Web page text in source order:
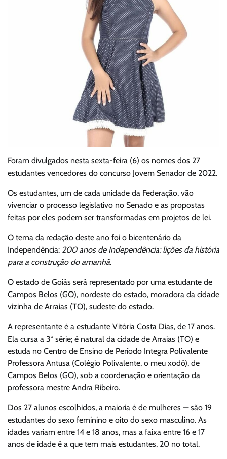
Foram divulgados nesta sexta-feira (6) os nomes dos 27
estudantes vencedores do concurso Jovem Senador de 2022.
Os estudantes, um de cada unidade da Federação, vão
vivenciar o processo legislativo no Senado e as propostas
feitas por eles podem ser transformadas em projetos de lei.
O tema da redação deste ano foi o bicentenário da
Independência: 200 anos de Independência: lições da história
para a construção do amanhã.
O estado de Goiás será representado por uma estudante de
Campos Belos (GO), nordeste do estado, moradora da cidade
vizinha de Arraias (TO), sudeste do estado.
A representante é a estudante Vitória Costa Dias, de 17 anos.
Ela cursa a 3° série; é natural da cidade de Arraias (TO) e
estuda no Centro de Ensino de Período Integra Polivalente
Professora Antusa (Colégio Polivalente, o meu xodó), de
Campos Belos (GO), sob a coordenação e orientação da
professora mestre Andra Ribeiro.
Dos 27 alunos escolhidos, a maioria é de mulheres — são 19
estudantes do sexo feminino e oito do sexo masculino. As
idades variam entre 14 e 18 anos, mas a faixa entre 16 e 17
anos de idade é a que tem mais estudantes, 20 no total.